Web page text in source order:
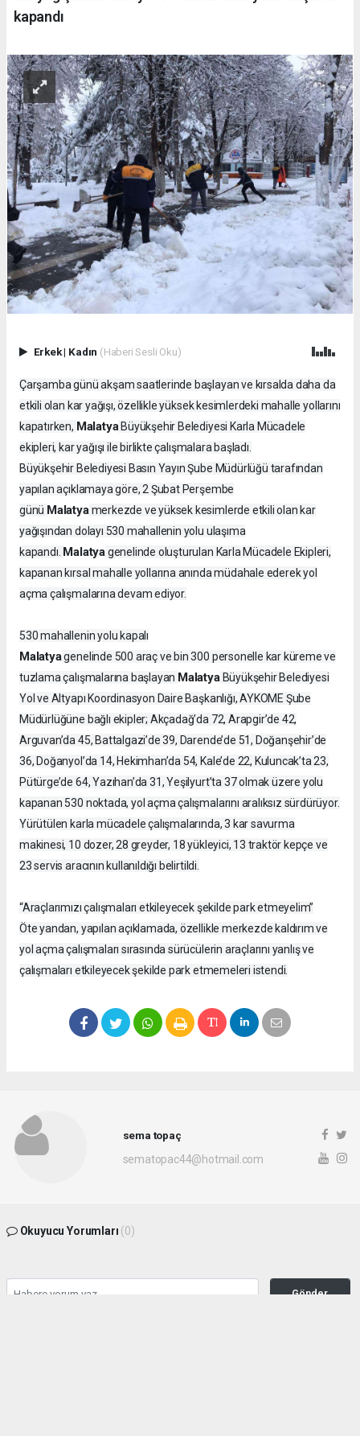
kapandı
Erkek| Kadın (Haberi Sesli Oku)
Çarşamba günü akşam saatlerinde başlayan ve kırsalda daha da
etkili olan kar yağışı, özellikle yüksek kesimlerdeki mahalle yollarını
kapatırken, Malatya Büyükşehir Belediyesi Karla Mücadele
ekipleri, kar yağışı ile birlikte çalışmalara başladı.
Büyükşehir Belediyesi Basın Yayın Şube Müdürlüğü tarafından
yapılan açıklamaya göre, 2 Şubat Perşembe
günü Malatyamerkezde ve yüksek kesimlerde etkili olan kar
yağışından dolayı 530 mahallenin yolu ulaşıma
kapandı. Malatyagenelinde oluşturulan Karla Mücadele Ekipleri,
kapanan kırsal mahalle yollarına anında müdahale ederek yol
açma çalışmalarına devam ediyor.
530 mahallenin yolu kapalı
Malatyagenelinde 500 araç ve bin 300 personelle kar küreme ve
tuzlama çalışmalarına başlayan MalatyaBüyükşehir Belediyesi
Yol ve Altyapı Koordinasyon Daire Başkanlığı, AYKOME Şube
Müdürlüğüne bağlı ekipler; Akçadağ’da 72, Arapgir’de 42,
Arguvan’da 45, Battalgazi’de 39, Darende’de 51, Doğanşehir’de
36, Doğanyol’da 14, Hekimhan’da 54, Kale’de 22, Kuluncak’ta 23,
Pütürge’de 64, Yazıhan’da 31, Yeşilyurt’ta 37 olmak üzere yolu
kapanan 530 noktada, yol açma çalışmalarını aralıksız sürdürüyor.
Yürütülen karla mücadele çalışmalarında, 3 kar savurma
makinesi, 10 dozer, 28 greyder, 18 yükleyici, 13 traktör kepçe ve
23 servis aracının kullanıldığı belirtildi.
“Araçlarımızı çalışmaları etkileyecek şekilde park etmeyelim”
Öte yandan, yapılan açıklamada, özellikle merkezde kaldırım ve
yol açma çalışmaları sırasında sürücülerin araçlarını yanlış ve
çalışmaları etkileyecek şekilde park etmemeleri istendi.
sema topaç
sematopac44@hotmail.com
Okuyucu Yorumları (0)
Gönder